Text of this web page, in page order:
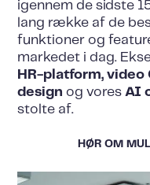
igennem de sidste
lang række af de
funktioner og
markedet i dag.
HR-platform, video
design og voresAI
stolte af.
HØR OM